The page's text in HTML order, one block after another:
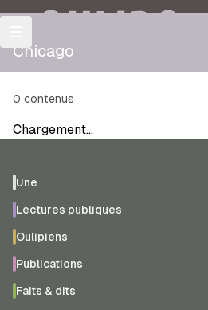
OULIPO
Chicago
0 contenus
Chargement…
Une
Lectures publiques
Oulipiens
Publications
Faits & dits